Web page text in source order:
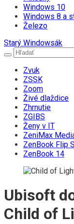
Windows 10
Windows 8 a
Železo
Starý Windowsák
Zvuk
ZSSK
Zoom
Živé dlaždice
Zhrnutie
ZGIBS
Ženy v IT
ZeniMax
ZenBook Flip S
ZenBook 14
Ubisoft
Child of